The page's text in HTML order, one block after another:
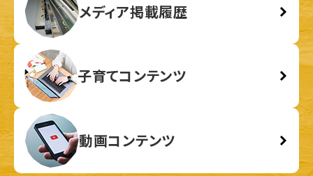
メディア掲載履歴
子育てコンテンツ
動画コンテンツ